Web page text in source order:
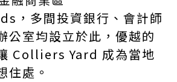
，多間投資銀行、會計師
公室均設立於此，優越的
Colliers Yard 成為當地
住處。